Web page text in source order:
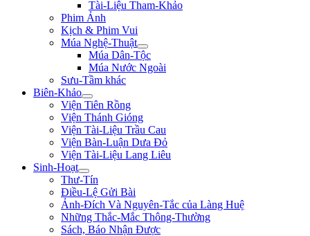
Tài-Liệu Tham-Khảo
Phim Ảnh
Kịch & Phim Vui
Múa Nghệ-Thuật
Múa Dân-Tộc
Múa Nước Ngoài
Sưu-Tầm khác
Biên-Khảo
Viện Tiên Rồng
Viện Thánh Gióng
Viện Tài-Liệu Trầu Cau
Viện Bàn-Luận Dưa Đỏ
Viện Tài-Liệu Lang Liêu
Sinh-Hoạt
Thư-Tín
Điều-Lệ Gửi Bài
Ảnh-Đích Và Nguyên-Tắc của Làng Huệ
Những Thắc-Mắc Thông-Thường
Sách, Báo Nhận Được